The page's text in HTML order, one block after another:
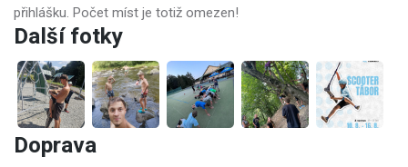
přihlášku. Počet míst je totiž omezen!
Další fotky
Doprava